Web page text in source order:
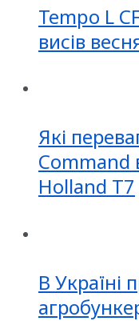
Tempo L
висів
Які
Command
Holland T7
В Україні